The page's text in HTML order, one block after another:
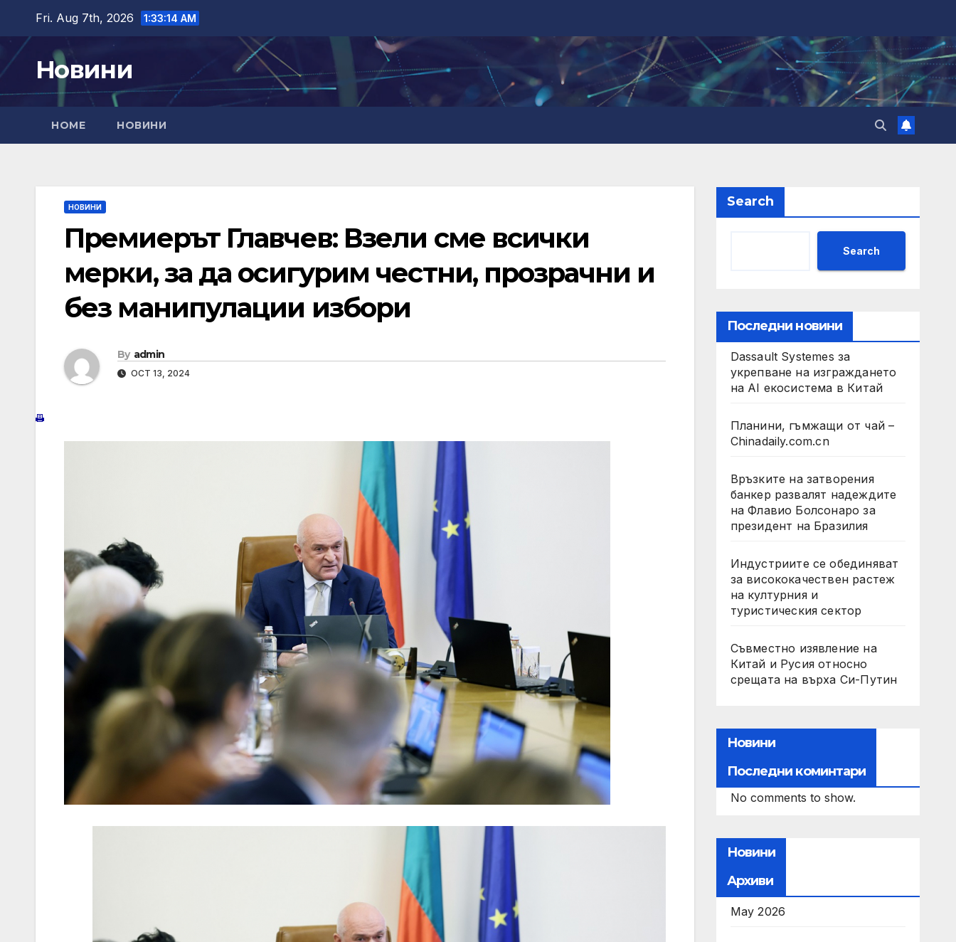
content
Fri. Aug 7th, 2026 1:33:15 AM
Новини
HOME НОВИНИ
НОВИНИ
Премиерът Главчев: Взели сме всички
мерки, за да осигурим честни, прозрачни и
без манипулации избори
By admin
OCT 13, 2024
Search
Search
Последни новини
Dassault Systemes за
укрепване на изграждането
на AI екосистема в Китай
Планини, гъмжащи от чай –
Chinadaily.com.cn
Връзките на затворения
банкер развалят надеждите
на Флавио Болсонаро за
президент на Бразилия
Индустриите се обединяват
за висококачествен растеж
на културния и
туристическия сектор
Съвместно изявление на
Китай и Русия относно
срещата на върха Си-Путин
Новини
Последни коминтари
No comments to show.
Новини
Архиви
May 2026